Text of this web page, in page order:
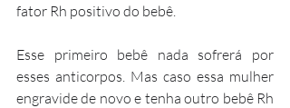
fator Rh positivo do bebê.
Esse primeiro bebê nada sofrerá por
esses anticorpos. Mas caso essa mulher
engravide de novo e tenha outro bebê Rh